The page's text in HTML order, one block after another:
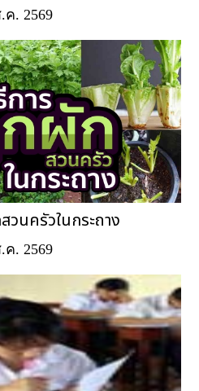
ค. 2569
นครัวในกระถาง
ค. 2569